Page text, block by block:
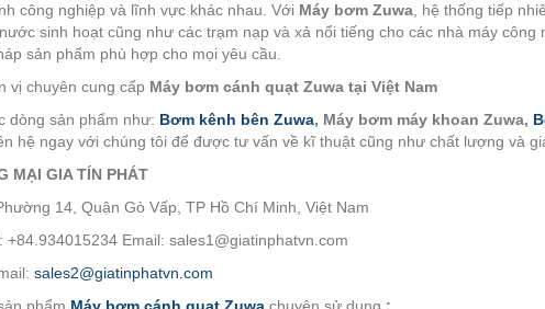
công nghiệp và lĩnh vực khác nhau. Với Máy bơm Zuwa , hệ thống tiếp
sinh hoạt cũng như các trạm nạp và xả nổi tiếng cho các nhà máy công
sản phẩm phù hợp cho mọi yêu cầu.
vị chuyên cung cấp Máy bơm cánh quạt Zuwa tại Việt Nam
dòng sản phẩm như: Bơm kênh bên Zuwa, Máy bơm máy khoan Zuwa,
hệ ngay với chúng tôi để được tư vấn về kĩ thuật cũng như chất lượng và
MẠI GIA TÍN PHÁT
14, Quận Gò Vấp, TP Hồ Chí Minh, Việt Nam
+84.934015234 Email: sales1@giatinphatvn.com
sales2@giatinphatvn.com
phẩm Máy bơm cánh quạt Zuwa chuyên sử dụng :